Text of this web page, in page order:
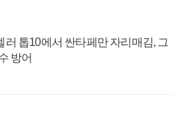
톱10에서 싼타페만 자리매김, 그
방어